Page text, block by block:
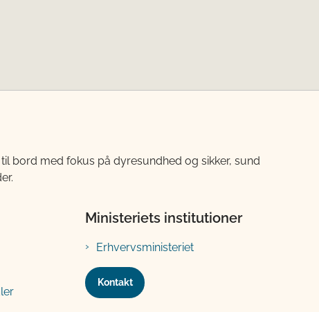
bord med fokus på dyresundhed og sikker, sund
Ministeriets institutioner
Erhvervsministeriet
Kontakt